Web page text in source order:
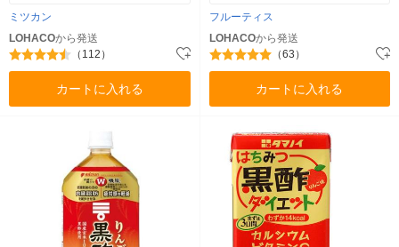
ミツカン
LOHACOから発送
（112）
カートに入れる
フルーティス
LOHACOから発送
（63）
カートに入れる